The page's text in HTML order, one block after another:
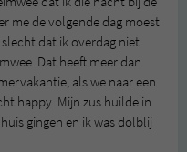
me de volgende dag moest
dat ik overdag niet
Dat heeft meer dan
als we naar een
happy. Mijn zus huilde in
gingen en ik was dolblij